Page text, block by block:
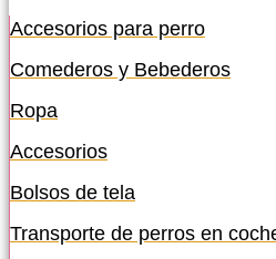
Accesorios para perro
Comederos y Bebederos
Ropa
Accesorios
Bolsos de tela
Transporte de perros en